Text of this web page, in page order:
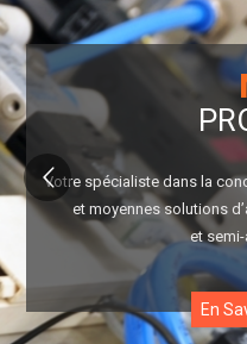
Votre spécialiste dans la
et moyennes solutions
et
En